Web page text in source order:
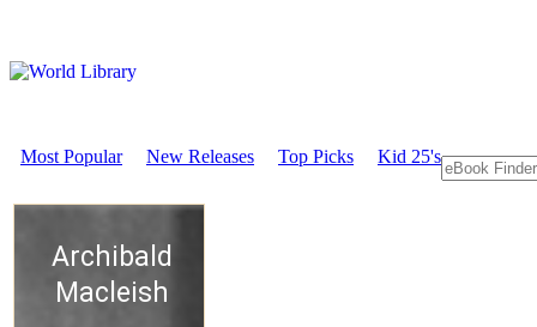
Most Popular New Releases Top Picks Kid 25's